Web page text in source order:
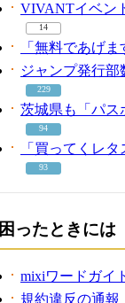
VIVANTイベン
14
「無料であげ
ジャンプ発行部
229
茨城県も「パス
94
「買ってくレ
93
困ったときには
mixiワードガイ
規約違反の通報